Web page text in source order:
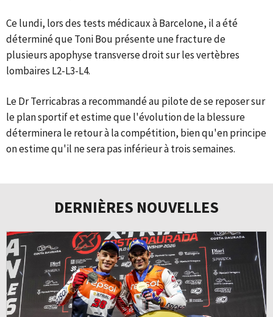
Ce lundi, lors des tests médicaux à Barcelone, il a été
déterminé que Toni Bou présente une fracture de
plusieurs apophyse transverse droit sur les vertèbres
lombaires L2-L3-L4.
Le Dr Terricabras a recommandé au pilote de se reposer sur
le plan sportif et estime que l'évolution de la blessure
déterminera le retour à la compétition, bien qu'en principe
on estime qu'il ne sera pas inférieur à trois semaines.
DERNIÈRES NOUVELLES